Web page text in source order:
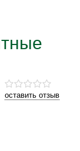
оставить отзыв